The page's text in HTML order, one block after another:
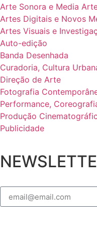
Arte Sonora e Media
Artes Digitais e Novos
Artes Visuais e
Auto-edição
Banda Desenhada
Curadoria, Cultura
Direção de Arte
Fotografia
Performance,
Produção
Publicidade